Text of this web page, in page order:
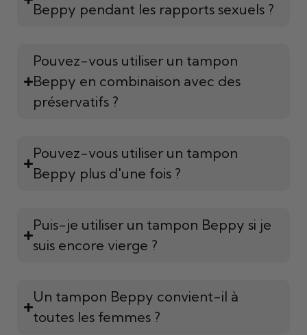
Beppy pendant les rapports sexuels ?
Pouvez-vous utiliser un tampon
Beppy en combinaison avec des
préservatifs ?
Pouvez-vous utiliser un tampon
Beppy plus d'une fois ?
Puis-je utiliser un tampon Beppy si je
suis encore vierge ?
Un tampon Beppy convient-il à
toutes les femmes ?